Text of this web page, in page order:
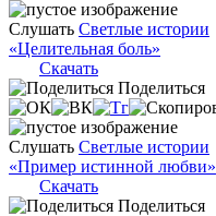
Слушать Светлые истории
«Целительная боль»
Скачать
Поделиться
Слушать Светлые истории
«Пример истинной любви»
Скачать
Поделиться